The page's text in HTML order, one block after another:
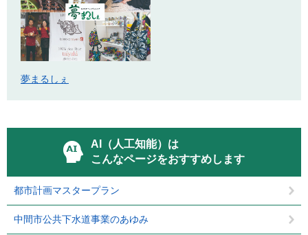
夢まるしぇ
AI（人工知能）は
こんなページをおすすめします
都市計画マスタープラン
中間市公共下水道事業のあゆみ